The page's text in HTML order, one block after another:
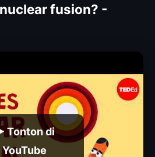
fusion? -
Tonton di
YouTube